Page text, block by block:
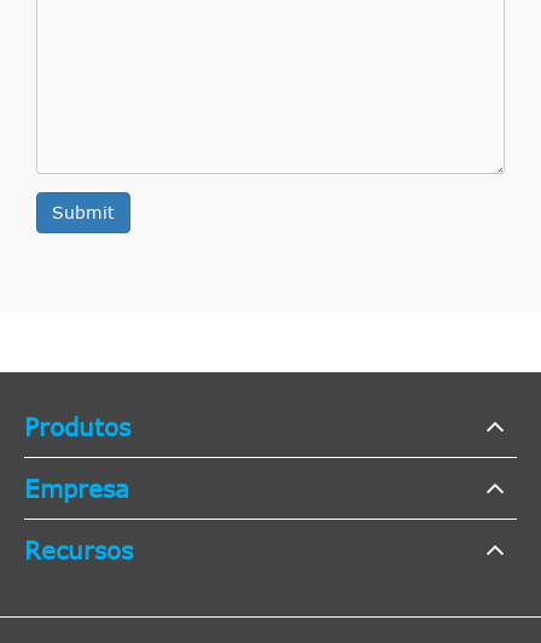
Submit
Produtos
Empresa
Recursos